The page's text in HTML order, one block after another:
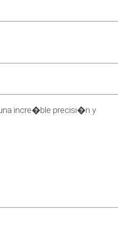
incre�ble precisi�n y